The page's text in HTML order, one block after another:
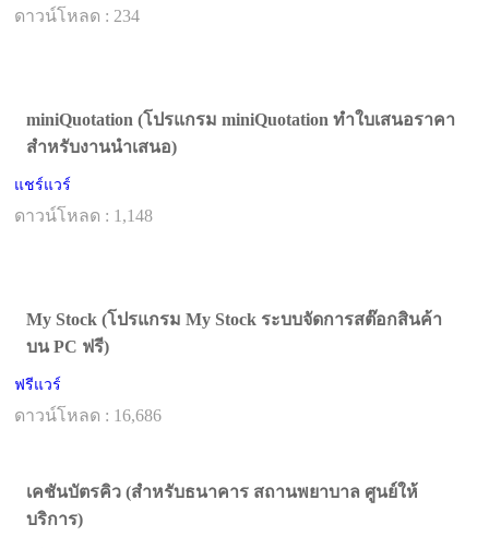
ดาวน์โหลด : 234
miniQuotation (โปรแกรม miniQuotation ทำใบเสนอราคา
สำหรับงานนำเสนอ)
แชร์แวร์
ดาวน์โหลด : 1,148
My Stock (โปรแกรม My Stock ระบบจัดการสต๊อกสินค้า
บน PC ฟรี)
ฟรีแวร์
ดาวน์โหลด : 16,686
เคชันบัตรคิว (สำหรับธนาคาร สถานพยาบาล ศูนย์ให้
บริการ)